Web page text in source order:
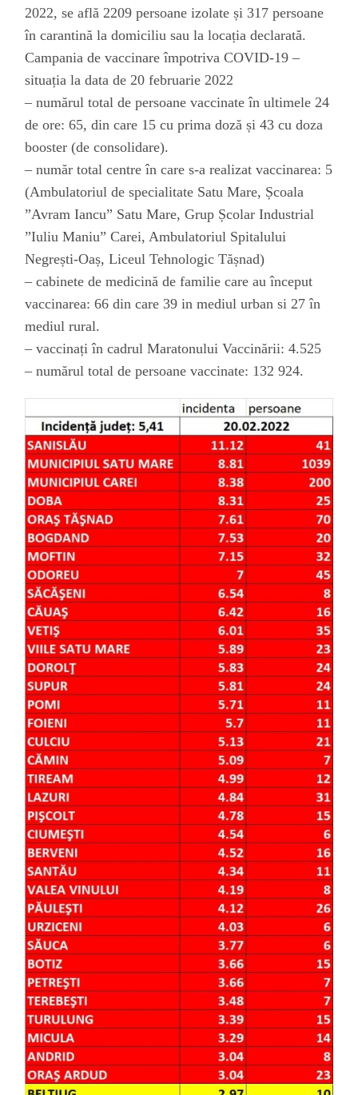
2022, se află 2209 persoane izolate și 317 persoane
în carantină la domiciliu sau la locația declarată.
Campania de vaccinare împotriva COVID-19 –
situația la data de 20 februarie 2022
–numărul total de persoane vaccinate în ultimele 24
de ore: 65, din care 15 cu prima doză și 43 cu doza
booster (de consolidare).
–număr total centre în care s-a realizat vaccinarea: 5
(Ambulatoriul de specialitate Satu Mare, Școala
”Avram Iancu” Satu Mare, Grup Școlar Industrial
”Iuliu Maniu” Carei, Ambulatoriul Spitalului
Negrești-Oaș, Liceul Tehnologic Tășnad)
–cabinete de medicină de familie care au început
vaccinarea: 66 din care 39 in mediul urban si 27 în
mediul rural.
–vaccinați în cadrul Maratonului Vaccinării: 4.525
–numărul total de persoane vaccinate: 132 924.